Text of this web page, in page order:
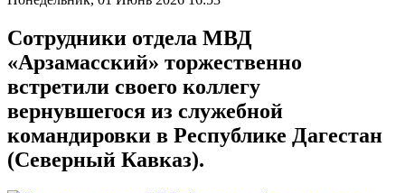
Сотрудники отдела МВД
«Арзамасский» торжественно
встретили своего коллегу
вернувшегося из служебной
командировки в Республике Дагестан
(Северный Кавказ).